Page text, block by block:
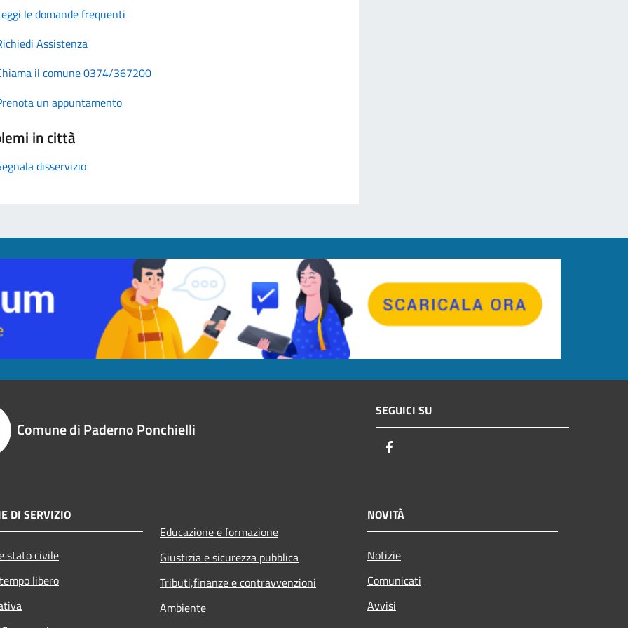
le domande frequenti
Assistenza
il comune 0374/367200
un appuntamento
in città
disservizio
Comune di Paderno Ponchielli
SEGUICI SU
DI SERVIZIO
stato civile
libero
Educazione e formazione
Giustizia e sicurezza pubblica
Tributi,finanze e contravvenzioni
Ambiente
NOVITÀ
Notizie
Comunicati
Avvisi